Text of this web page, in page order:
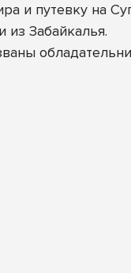
и путевку на
Забайкалья.